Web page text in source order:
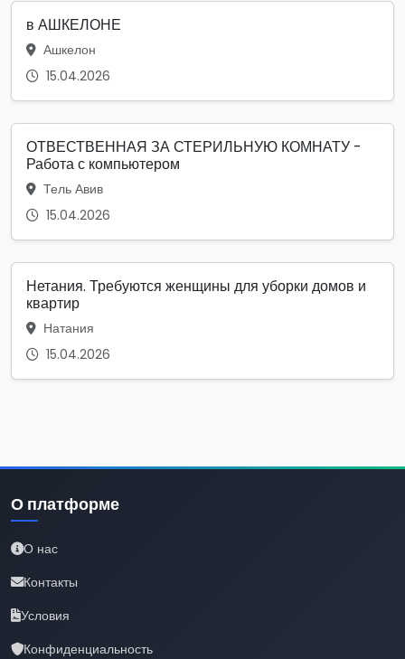
в АШКЕЛОНЕ
Ашкелон
15.04.2026
ОТВЕСТВЕННАЯ ЗА СТЕРИЛЬНУЮ КОМНАТУ -
Работа с компьютером
Тель Авив
15.04.2026
Нетания. Требуются женщины для уборки домов и
квартир
Натания
15.04.2026
О платформе
О нас
Контакты
Условия
Конфиденциальность